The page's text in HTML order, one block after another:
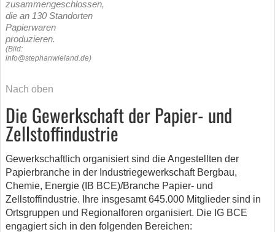
zusammengeschlossen,
die an 130 Standorten
Papierwaren
produzieren.
(Bild:
info@stephanwieland.de)
Nach oben
Die Gewerkschaft der Papier- und
Zellstoffindustrie
Gewerkschaftlich organisiert sind die Angestellten der
Papierbranche in der Industriegewerkschaft Bergbau,
Chemie, Energie (IB BCE)/Branche Papier- und
Zellstoffindustrie. Ihre insgesamt 645.000 Mitglieder sind in
Ortsgruppen und Regionalforen organisiert. Die IG BCE
engagiert sich in den folgenden Bereichen: